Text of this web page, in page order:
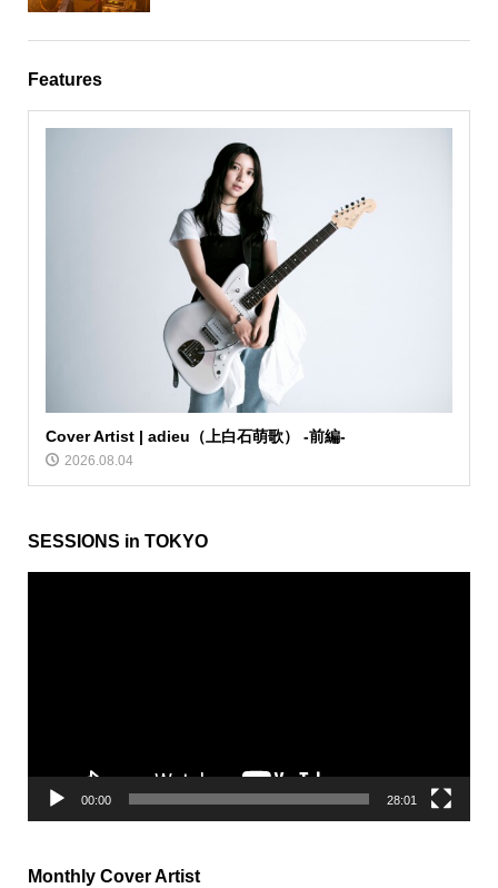
Features
Cover Artist | adieu（上白石萌歌） -前編-
2026.08.04
SESSIONS in TOKYO
00:00 28:01
Monthly Cover Artist